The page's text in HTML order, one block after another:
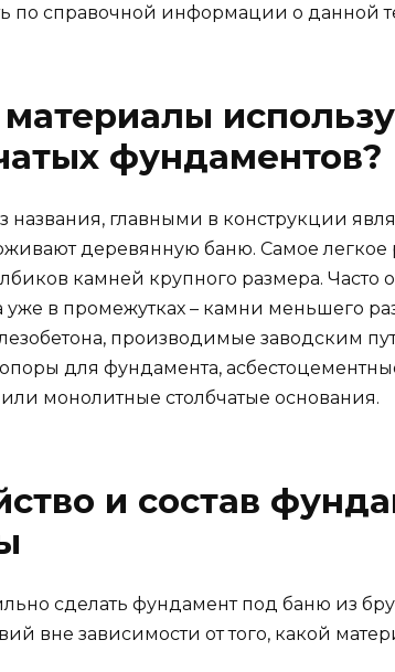
по справочной информации о данной
фундаментов?
названия, главными в конструкции
деревянную баню. Самое легкое
камней крупного размера. Часто
уже в промежутках – камни меньшего
производимые заводским
для фундамента,
монолитные столбчатые основания.
и состав
сделать фундамент под баню из
вне зависимости от того, какой